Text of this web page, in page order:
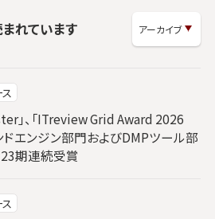
れています
」、「ITreview Grid Award 2026
ドエンジン部門およびDMPツール部
23期連続受賞